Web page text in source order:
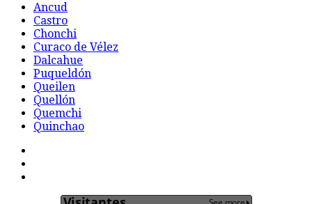
Ancud
Castro
Chonchi
Curaco de Vélez
Dalcahue
Puqueldón
Queilen
Quellón
Quemchi
Quinchao